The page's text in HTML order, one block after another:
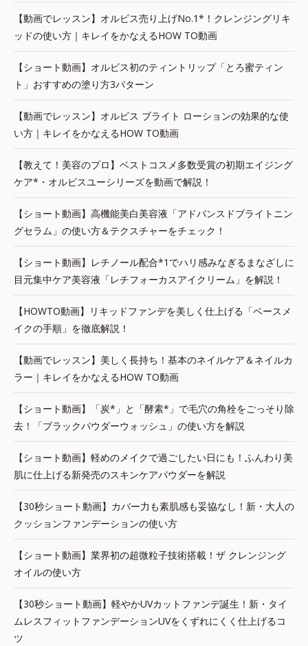
【動画でレッスン】オルビス売り上げNo.1*！クレンジングリキ
ッドの使い方｜キレイをかなえるHOW TO動画
【ショート動画】オルビス初のティントリップ「とろ蜜ティン
ト」おすすめの塗り方3パターン
【動画でレッスン】オルビス ブライト ローションの効果的な使
い方｜キレイをかなえるHOW TO動画
【教えて！美容のプロ】ベストコスメ多数受賞の初期エイジング
ケア*・オルビスユーシリーズを動画で解説！
【ショート動画】高機能美白美容液「アドバンスドブライトニン
グセラム」の使い方＆テクスチャーをチェック！
【ショート動画】レチノール配合*1でハリ感みなぎるまなざしに
目元集中ケア美容液「レチフォーカスアイクリーム」を解説！
【HOWTO動画】リキッドファンデを美しく仕上げる「ベースメ
イクの手順」を徹底解説！
【動画でレッスン】美しく長持ち！基本のネイルケア＆ネイルカ
ラー｜キレイをかなえるHOW TO動画
【ショート動画】「炭*」と「酵素*」で毛穴の角栓をごっそり除
去！「ブラックパウダーウォッシュ」の使い方を解説
【ショート動画】軽めのメイクで過ごしたい日にも！ふんわり美
肌に仕上げる新発売のスキンケアパウダーを解説
【30秒ショート動画】カバー力も素肌感も妥協なし！新・大人の
クッションファンデーションの使い方
【ショート動画】業界初の超微粒子技術搭載！ザ クレンジング
オイルの使い方
【30秒ショート動画】軽やかUVカットファンデ誕生！新・タイ
ムレスフィットファンデーションUVをくずれにくく仕上げるコ
ツ